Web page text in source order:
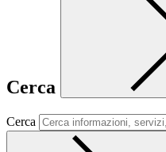
Cerca
Cerca